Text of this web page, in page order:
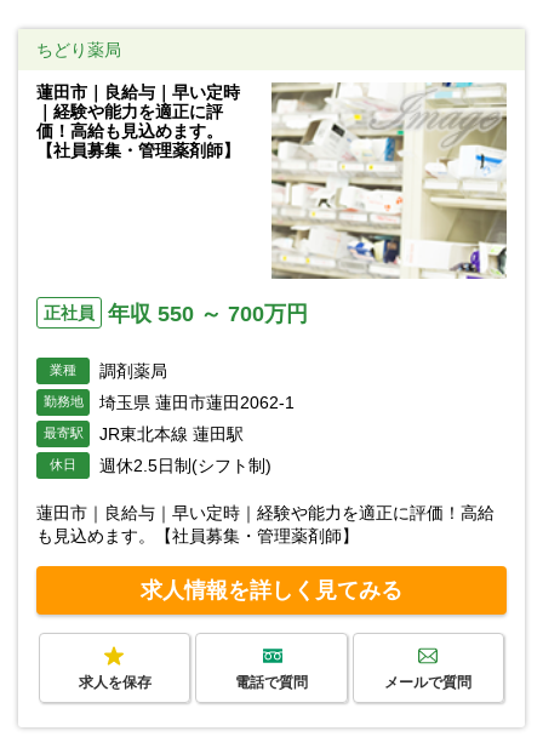
ちどり薬局
蓮田市｜良給与｜早い定時
｜経験や能力を適正に評
価！高給も見込めます。
【社員募集・管理薬剤師】
正社員 年収 550 ～ 700万円
業種 調剤薬局
勤務地 埼玉県 蓮田市蓮田2062-1
最寄駅 JR東北本線 蓮田駅
休日 週休2.5日制(シフト制)
蓮田市｜良給与｜早い定時｜経験や能力を適正に評価！高給
も見込めます。【社員募集・管理薬剤師】
求人情報を詳しく見てみる
求人を保存 電話で質問 メールで質問